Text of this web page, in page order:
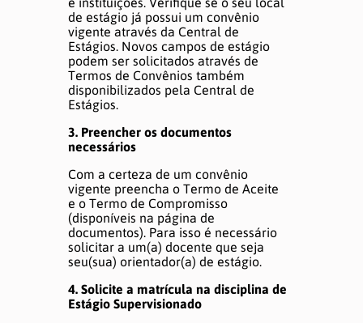
de estágio já possui um convênio
vigente através da Central de
Estágios. Novos campos de estágio
podem ser solicitados através de
Termos de Convênios também
disponibilizados pela Central de
Estágios.
3. Preencher os documentos
necessários
Com a certeza de um convênio
vigente preencha o Termo de Aceite
e o Termo de Compromisso
(disponíveis na página de
documentos). Para isso é necessário
solicitar a um(a) docente que seja
seu(sua) orientador(a) de estágio.
4. Solicite a matrícula na disciplina de
Estágio Supervisionado